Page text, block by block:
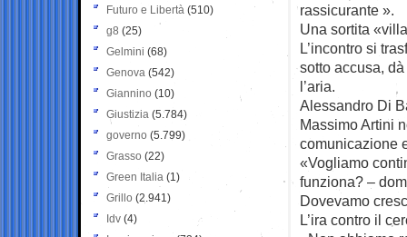
rassicurante ».
Una sortita
L’incontro si
sotto accusa,
l’aria.
Alessandro Di
Massimo Artini
comunicazione
«Vogliamo
funziona? –
Dovevamo
L’ira contro il
Futuro e Libertà (510)
g8 (25)
Gelmini (68)
Genova (542)
Giannino (10)
Giustizia (5.784)
governo (5.799)
Grasso (22)
Green Italia (1)
Grillo (2.941)
Idv (4)